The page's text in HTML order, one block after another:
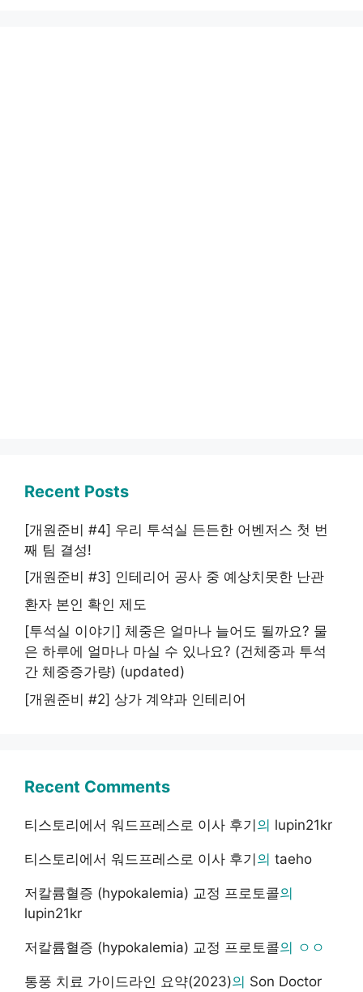
Recent Posts
[개원준비 #4] 우리 투석실 든든한 어벤저스 첫 번
째 팀 결성!
[개원준비 #3] 인테리어 공사 중 예상치못한 난관
환자 본인 확인 제도
[투석실 이야기] 체중은 얼마나 늘어도 될까요? 물
은 하루에 얼마나 마실 수 있나요? (건체중과 투석
간 체중증가량) (updated)
[개원준비 #2] 상가 계약과 인테리어
Recent Comments
티스토리에서 워드프레스로 이사 후기의 lupin21kr
티스토리에서 워드프레스로 이사 후기의 taeho
저칼륨혈증 (hypokalemia) 교정 프로토콜의
lupin21kr
저칼륨혈증 (hypokalemia) 교정 프로토콜의 ㅇㅇ
통풍 치료 가이드라인 요약(2023)의 Son Doctor